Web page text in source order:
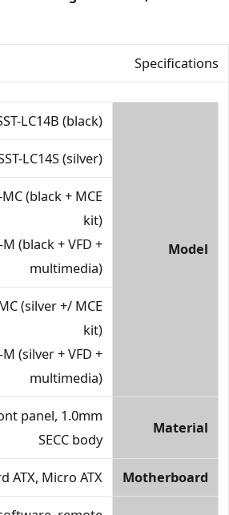
Specifications
Model
LC14B (black)
LC14S (silver)
MC (black + MCE
kit)
M (black + VFD +
multimedia)
(silver +/ MCE
kit)
M (silver + VFD +
multimedia)
Material
panel, 1.0mm
SECC body
Motherboard
ATX, Micro ATX